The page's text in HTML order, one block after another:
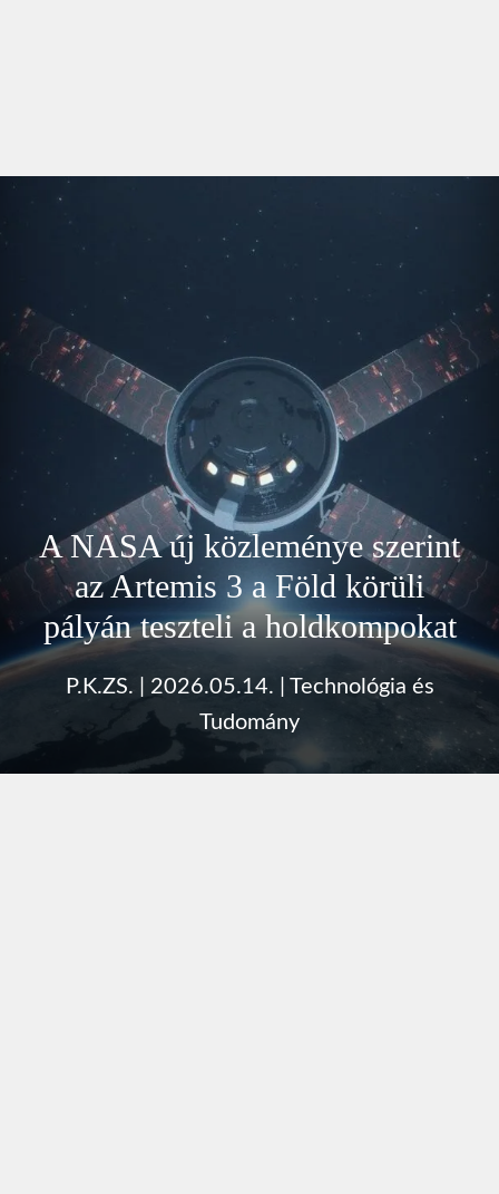
A NASA új közleménye szerint
az Artemis 3 a Föld körüli
pályán teszteli a holdkompokat
P.K.ZS. 2026.05.14.
Technológia és
Tudomány